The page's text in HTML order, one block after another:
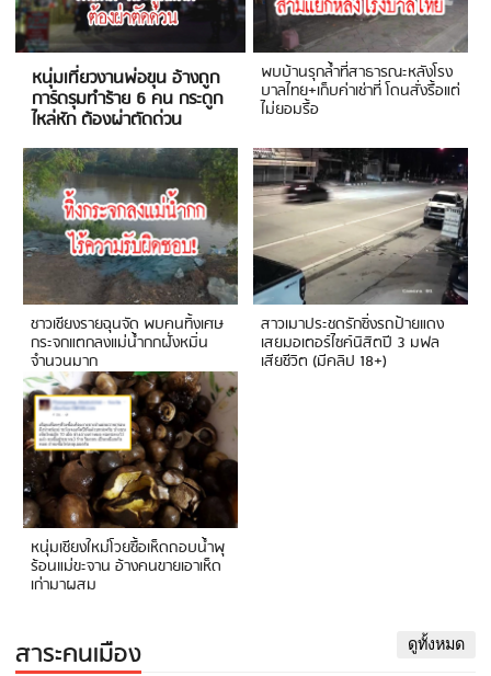
หนุ่มเที่ยวงานพ่อขุน อ้างถูก
การ์ดรุมทำร้าย 6 คน กระดูก
ไหล่หัก ต้องผ่าตัดด่วน
พบบ้านรุกล้ำที่สาธารณะหลังโรง
บาลไทย+เก็บค่าเช่าที่ โดนสั่งรื้อแต่
ไม่ยอมรื้อ
ชาวเชียงรายฉุนจัด พบคนทิ้งเศษ
กระจกแตกลงแม่น้ำกกฝั่งหมิ่น
จำนวนมาก
สาวเมาประชดรักซิ่งรถป้ายแดง
เสยมอเตอร์ไซค์นิสิตปี 3 มฟล
เสียชีวิต (มีคลิป 18+)
หนุ่มเชียงใหม่โวยซื้อเห็ดถอบน้ำพุ
ร้อนแม่ขะจาน อ้างคนขายเอาเห็ด
เก่ามาผสม
สาระคนเมือง ดูทั้งหมด